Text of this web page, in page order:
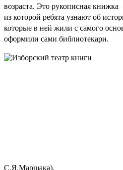
возраста. Это рукописная книжка
из которой ребята узнают об
которые в ней жили с самого
оформили сами библиотекари.
С.Я.Маршака).